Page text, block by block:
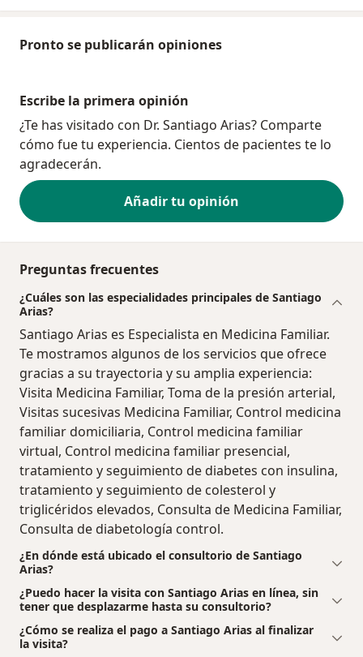
Pronto se publicarán opiniones
Escribe la primera opinión
¿Te has visitado con Dr. Santiago Arias? Comparte
cómo fue tu experiencia. Cientos de pacientes te lo
agradecerán.
Añadir tu opinión
Preguntas frecuentes
¿Cuáles son las especialidades principales de Santiago
Arias?
Santiago Arias es Especialista en Medicina Familiar.
Te mostramos algunos de los servicios que ofrece
gracias a su trayectoria y su amplia experiencia:
Visita Medicina Familiar, Toma de la presión arterial,
Visitas sucesivas Medicina Familiar, Control medicina
familiar domiciliaria, Control medicina familiar
virtual, Control medicina familiar presencial,
tratamiento y seguimiento de diabetes con insulina,
tratamiento y seguimiento de colesterol y
triglicéridos elevados, Consulta de Medicina Familiar,
Consulta de diabetología control.
¿En dónde está ubicado el consultorio de Santiago
Arias?
¿Puedo hacer la visita con Santiago Arias en línea, sin
tener que desplazarme hasta su consultorio?
¿Cómo se realiza el pago a Santiago Arias al finalizar
la visita?